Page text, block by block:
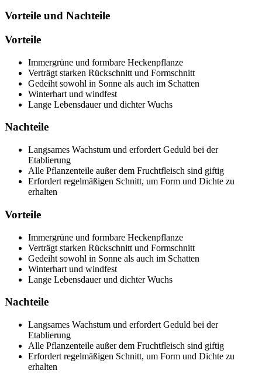
Vorteile und Nachteile
Vorteile
Immergrüne und formbare Heckenpflanze
Verträgt starken Rückschnitt und Formschnitt
Gedeiht sowohl in Sonne als auch im Schatten
Winterhart und windfest
Lange Lebensdauer und dichter Wuchs
Nachteile
Langsames Wachstum und erfordert Geduld bei der
Etablierung
Alle Pflanzenteile außer dem Fruchtfleisch sind giftig
Erfordert regelmäßigen Schnitt, um Form und Dichte zu
erhalten
Vorteile
Immergrüne und formbare Heckenpflanze
Verträgt starken Rückschnitt und Formschnitt
Gedeiht sowohl in Sonne als auch im Schatten
Winterhart und windfest
Lange Lebensdauer und dichter Wuchs
Nachteile
Langsames Wachstum und erfordert Geduld bei der
Etablierung
Alle Pflanzenteile außer dem Fruchtfleisch sind giftig
Erfordert regelmäßigen Schnitt, um Form und Dichte zu
erhalten